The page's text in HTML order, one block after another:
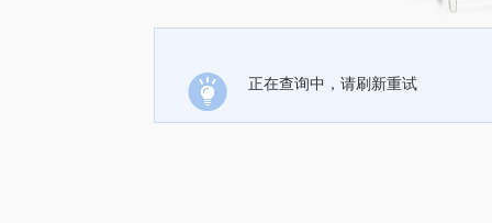
正在查询中，请刷新重试